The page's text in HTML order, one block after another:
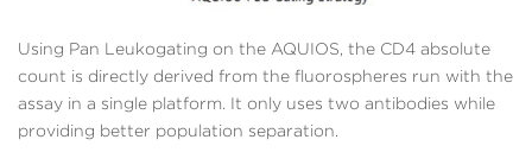
Using Pan Leukogating on the AQUIOS, the CD4 absolute
count is directly derived from the fluorospheres run with the
assay in a single platform. It only uses two antibodies while
providing better population separation.